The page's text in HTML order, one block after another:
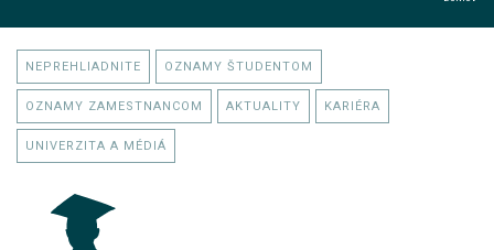
NEPREHLIADNITE OZNAMY ŠTUDENTOM
OZNAMY ZAMESTNANCOM AKTUALITY KARIÉRA
UNIVERZITA A MÉDIÁ